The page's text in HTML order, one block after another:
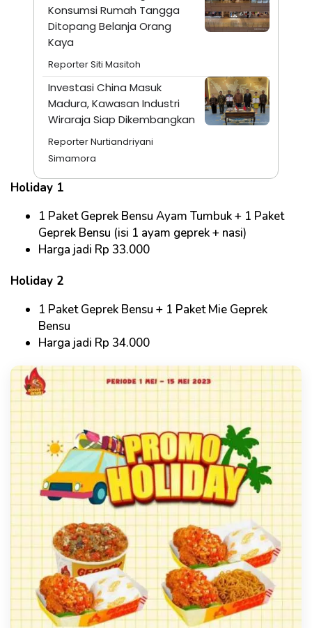
Konsumsi Rumah Tangga
Ditopang Belanja Orang
Kaya
Reporter Siti Masitoh
Investasi China Masuk
Madura, Kawasan Industri
Wiraraja Siap Dikembangkan
Reporter Nurtiandriyani
Simamora
Holiday 1
1 Paket Geprek Bensu Ayam Tumbuk + 1 Paket
Geprek Bensu (isi 1 ayam geprek + nasi)
Harga jadi Rp 33.000
Holiday 2
1 Paket Geprek Bensu + 1 Paket Mie Geprek
Bensu
Harga jadi Rp 34.000